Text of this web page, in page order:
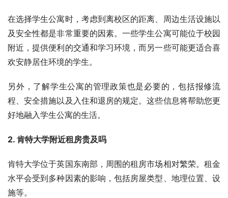
在选择学生公寓时，考虑到离校区的距离、周边生活设施以
及安全性都是非常重要的因素。一些学生公寓可能位于校园
附近，提供便利的交通和学习环境，而另一些可能更适合喜
欢安静居住环境的学生。
另外，了解学生公寓的管理政策也是必要的，包括报修流
程、安全措施以及入住和退房的规定。这些信息将帮助您更
好地融入学生公寓的生活。
2. 肯特大学附近租房贵及吗
肯特大学位于英国东南部，周围的租房市场相对繁荣。租金
水平会受到多种因素的影响，包括房屋类型、地理位置、设
施等。